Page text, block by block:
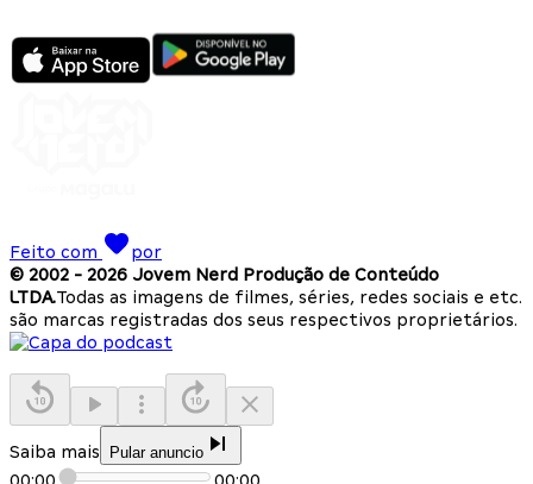
Feito com
por
© 2002 - 2026 Jovem Nerd Produção de Conteúdo
LTDA.Todas as imagens de filmes, séries, redes sociais e etc.
são marcas registradas dos seus respectivos proprietários.
Saiba mais Pular anuncio